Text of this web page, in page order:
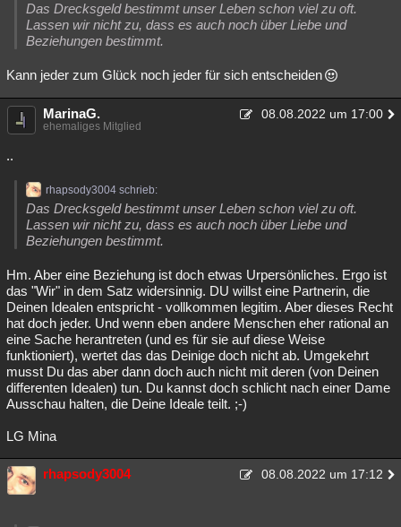
Das Drecksgeld bestimmt unser Leben schon viel zu oft.
Lassen wir nicht zu, dass es auch noch über Liebe und
Beziehungen bestimmt.
Kann jeder zum Glück noch jeder für sich entscheiden
MarinaG. 08.08.2022 um 17:00
ehemaliges Mitglied
..
rhapsody3004 schrieb:
Das Drecksgeld bestimmt unser Leben schon viel zu oft.
Lassen wir nicht zu, dass es auch noch über Liebe und
Beziehungen bestimmt.
Hm. Aber eine Beziehung ist doch etwas Urpersönliches. Ergo ist
das "Wir" in dem Satz widersinnig. DU willst eine Partnerin, die
Deinen Idealen entspricht - vollkommen legitim. Aber dieses Recht
hat doch jeder. Und wenn eben andere Menschen eher rational an
eine Sache herantreten (und es für sie auf diese Weise
funktioniert), wertet das das Deinige doch nicht ab. Umgekehrt
musst Du das aber dann doch auch nicht mit deren (von Deinen
differenten Idealen) tun. Du kannst doch schlicht nach einer Dame
Ausschau halten, die Deine Ideale teilt. ;-)
LG Mina
rhapsody3004 08.08.2022 um 17:12